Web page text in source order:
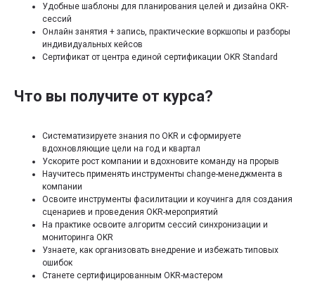
Удобные шаблоны для планирования целей и дизайна OKR-
сессий
Онлайн занятия + запись, практические воркшопы и разборы
индивидуальных кейсов
Сертификат от центра единой сертификации OKR Standard
Что вы получите от курса?
Систематизируете знания по OKR и сформируете
вдохновляющие цели на год и квартал
Ускорите рост компании и вдохновите команду на прорыв
Научитесь применять инструменты change-менеджмента в
компании
Освоите инструменты фасилитации и коучинга для создания
сценариев и проведения OKR-мероприятий
На практике освоите алгоритм сессий синхронизации и
мониторинга OKR
Узнаете, как организовать внедрение и избежать типовых
ошибок
Станете сертифицированным OKR-мастером